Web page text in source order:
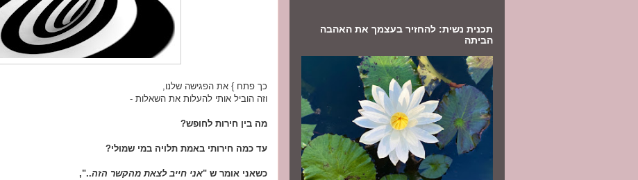
כך פתח } את הפגישה שלנו,
וזה הוביל אותי להעלות את השאלות -
מה בין חירות לחופש?
עד כמה חירותי באמת תלויה במי שמולי?
כשאני אומר ש "אני חייב לצאת מהקשר הזה..",
תכנית נשית: להחזיר בעצמך את האהבה
הביתה